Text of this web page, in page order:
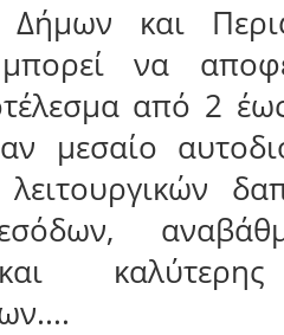
Δήμων και
να
από 2
μεσαίο
καλύτερης